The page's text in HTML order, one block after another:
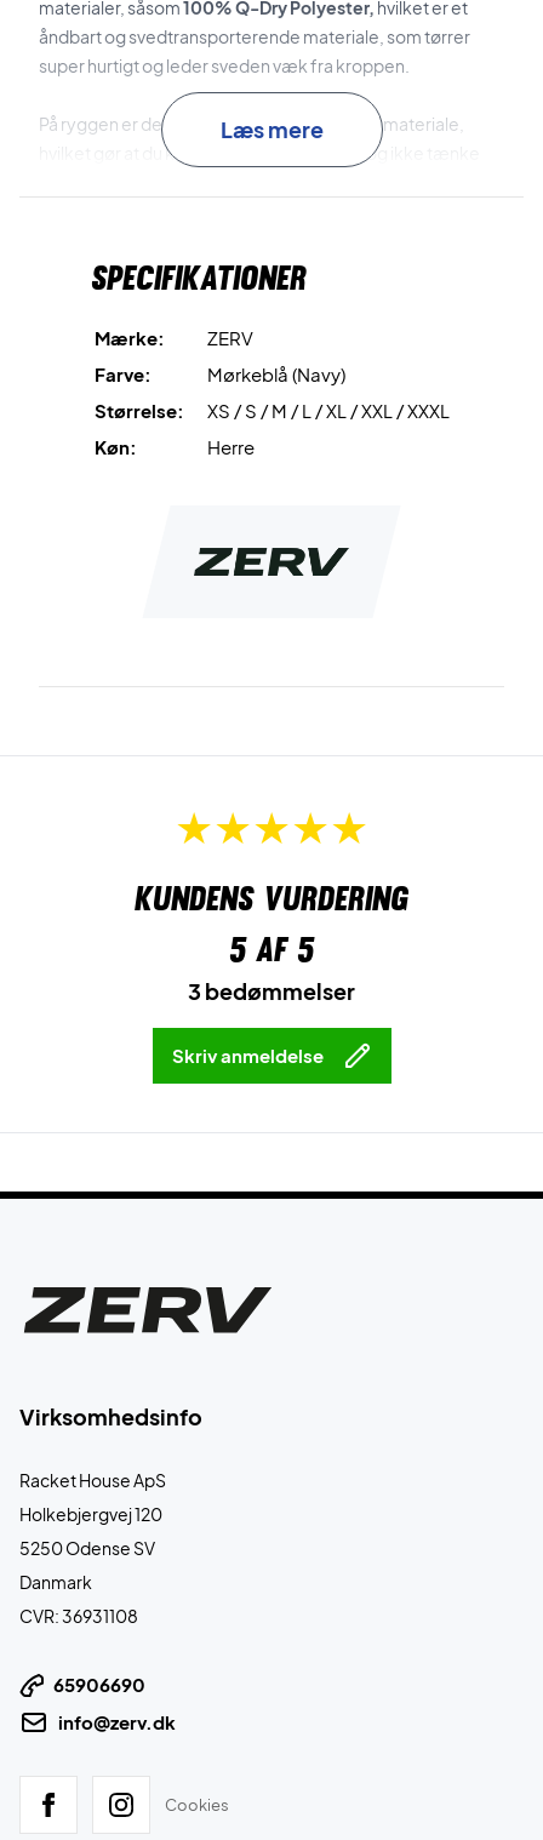
materialer, såsom100% Q-Dry Polyester, hvilket er et
åndbart og svedtransporterende materiale, som tørrer
super hurtigt og leder sveden væk fra kroppen.
På ryggen er der produceret noget tyndere materiale,
hvilket gør at du kan forholde dig køligere og ikke tænke
Trænings trøjen har en masse fede detaljer. Blandt andet
er ZERV's eget unikke slogan.
Derudover er der et fedt mønster over brystet og kommer i
badminton, tennis, padel eller sqaush.
Læs mere
Specifikationer
Mærke:
ZERV
Farve:
Mørkeblå (Navy)
Størrelse:
XS / S / M / L / XL / XXL / XXXL
Køn:
Herre
Kundens vurdering
5af 5
3 bedømmelser
Skriv anmeldelse
Virksomhedsinfo
Racket House ApS
Holkebjergvej 120
5250 Odense SV
Danmark
CVR: 36931108
65906690
info@zerv.dk
Cookies